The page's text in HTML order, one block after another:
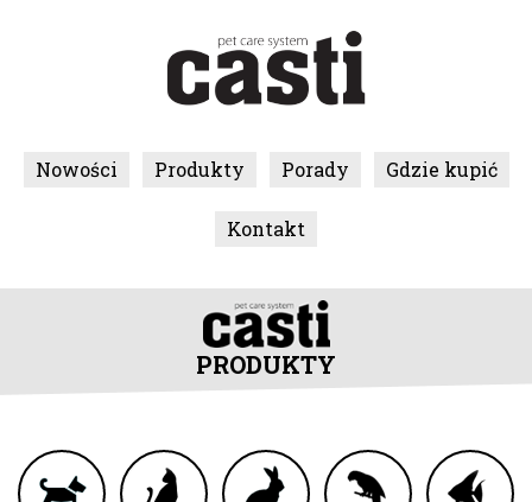
Nowości Produkty Porady Gdzie kupić
Kontakt
PRODUKTY